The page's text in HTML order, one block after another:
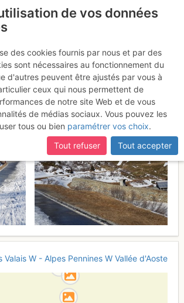
de Barasson :
NE
Mercredi 12 avril 2017
Valais W - Alpes Pennines W Vallée d'Aoste
de vos données
des cookies fournis par nous et par des
sont nécessaires au fonctionnement du
d'autres peuvent être ajustés par vous à
ceux qui nous permettent de
de notre site Web et de vous
de médias sociaux. Vous pouvez les
tous ou bien paramétrer vos choix.
Tout refuser
Tout accepter